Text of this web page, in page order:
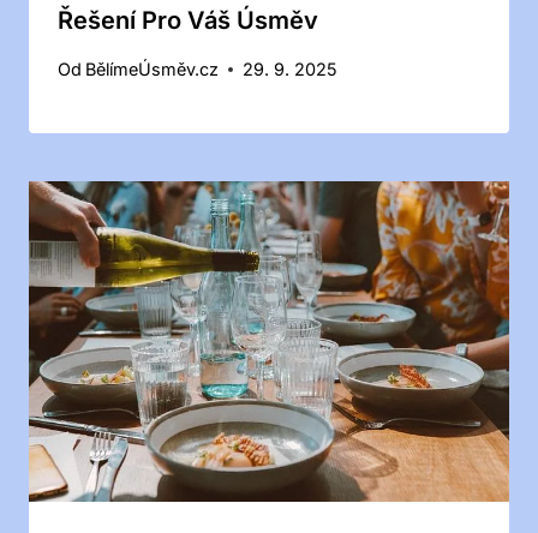
Řešení Pro Váš Úsměv
Od BělímeÚsměv.cz 29. 9. 2025